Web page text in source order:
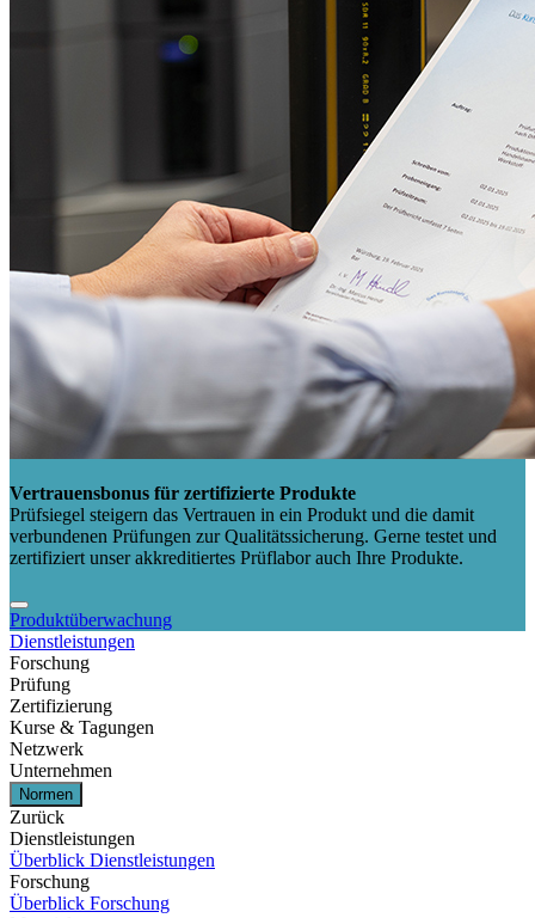
Vertrauensbonus für zertifizierte Produkte
Prüfsiegel steigern das Vertrauen in ein Produkt und die damit
verbundenen Prüfungen zur Qualitätssicherung. Gerne testet und
zertifiziert unser akkreditiertes Prüflabor auch Ihre Produkte.
Produktüberwachung
Dienstleistungen
Forschung
Prüfung
Zertifizierung
Kurse & Tagungen
Netzwerk
Unternehmen
Normen
Zurück
Dienstleistungen
Überblick Dienstleistungen
Forschung
Überblick Forschung